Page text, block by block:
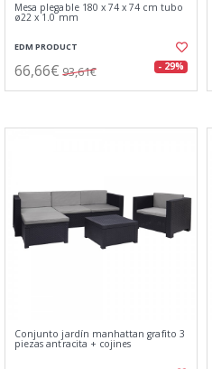
Mesa plegable 180 x 74 x 74 cm tubo
ø22 x 1.0 mm
EDM PRODUCT
66,66€ 93,61€ - 29%
Conjunto jardín manhattan grafito 3
piezas antracita + cojines